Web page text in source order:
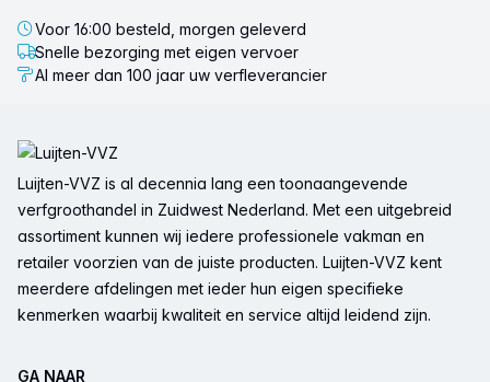
Voor 16:00 besteld, morgen geleverd
Snelle bezorging met eigen vervoer
Al meer dan 100 jaar uw verfleverancier
Luijten-VVZ is al decennia lang een toonaangevende
verfgroothandel in Zuidwest Nederland. Met een uitgebreid
assortiment kunnen wij iedere professionele vakman en
retailer voorzien van de juiste producten. Luijten-VVZ kent
meerdere afdelingen met ieder hun eigen specifieke
kenmerken waarbij kwaliteit en service altijd leidend zijn.
GA NAAR